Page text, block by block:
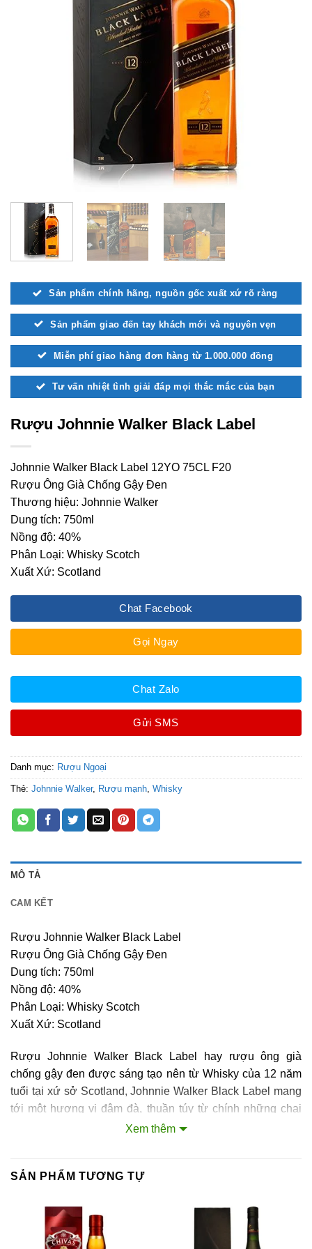
Sản phẩm chính hãng, nguồn gốc xuất xứ rõ ràng
Sản phẩm giao đến tay khách mới và nguyên vẹn
Miễn phí giao hàng đơn hàng từ 1.000.000 đồng
Tư vấn nhiệt tình giải đáp mọi thắc mắc của bạn
Rượu Johnnie Walker Black Label
Johnnie Walker Black Label 12YO 75CL F20
Rượu Ông Già Chống Gậy Đen
Thương hiệu: Johnnie Walker
Dung tích: 750ml
Nồng độ: 40%
Phân Loại: Whisky Scotch
Xuất Xứ: Scotland
Chat Facebook
Gọi Ngay
Chat Zalo
Gửi SMS
Danh mục: Rượu Ngoại
Thẻ: Johnnie Walker, Rượu mạnh, Whisky
MÔ TẢ
CAM KẾT
Rượu Johnnie Walker Black Label
Rượu Ông Già Chống Gậy Đen
Dung tích: 750ml
Nồng độ: 40%
Phân Loại: Whisky Scotch
Xuất Xứ: Scotland
Rượu Johnnie Walker Black Label hay rượu ông già
chống gậy đen được sáng tạo nên từ Whisky của 12 năm
tuổi tại xứ sở Scotland, Johnnie Walker Black Label mang
tới một hương vị đậm đà, thuần túy từ chính những chai
Whisky lâu năm đã được thế giới công nhận về chất
hương vị hoàn toàn khác nhau, đem tới cho người dùng
Khác với những dòng rượu khác, cách để thưởng thức
Xem thêm
SẢN PHẨM TƯƠNG TỰ